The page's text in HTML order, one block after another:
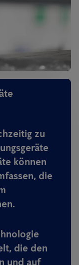
zu
können
die
die den
und auf